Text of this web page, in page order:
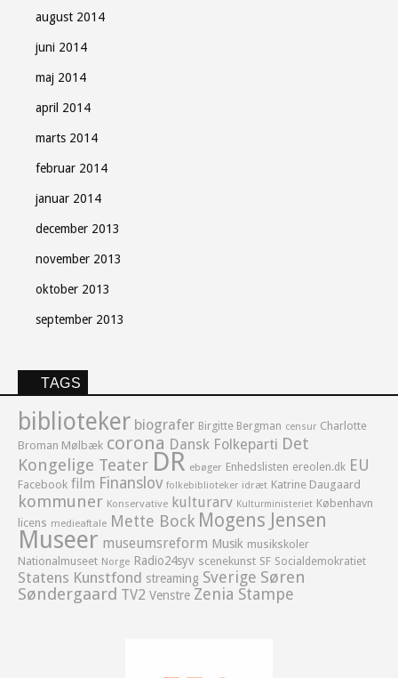
august 2014
juni 2014
maj 2014
april 2014
marts 2014
februar 2014
januar 2014
december 2013
november 2013
oktober 2013
september 2013
TAGS
biblioteker biografer Birgitte Bergman censur Charlotte
Broman Mølbæk corona Dansk Folkeparti Det
Kongelige Teater DR ebøger Enhedslisten ereolen.dk EU
Facebook film Finanslov folkebiblioteker idræt Katrine Daugaard
kommuner Konservative kulturarv Kulturministeriet København
licens medieaftale Mette Bock Mogens Jensen
Museer museumsreform Musik musikskoler
Nationalmuseet Norge Radio24syv scenekunst SF Socialdemokratiet
Statens Kunstfond streaming Sverige Søren
Søndergaard TV2 Venstre Zenia Stampe